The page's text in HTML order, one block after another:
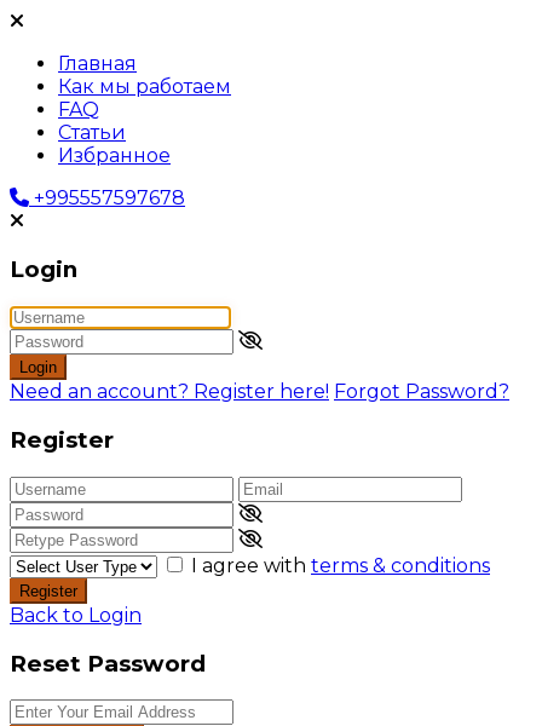
Главная
Как мы работаем
FAQ
Статьи
Избранное
+995557597678
Login
Login
Need an account? Register here! Forgot Password?
Register
I agree with terms & conditions
Register
Back to Login
Reset Password